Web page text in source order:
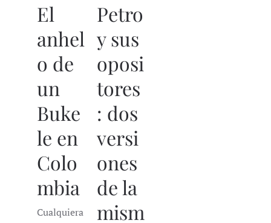
El
anhel
o de
un
Buke
le en
Colo
mbia
Cualquiera
Petro
y sus
oposi
tores
: dos
versi
ones
de la
mism